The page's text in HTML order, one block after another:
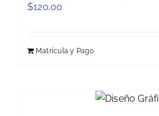
$120.00
Matrícula y Pago